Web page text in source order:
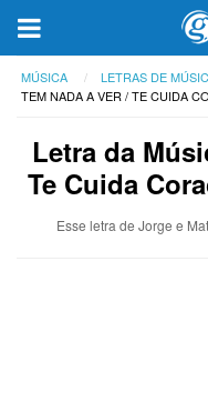
MÚSICA LETRAS DE
TEM NADA A VER / TE CUIDA
Letra da
Te Cuida
Esse letra de Jorge e